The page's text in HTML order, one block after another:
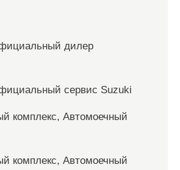
дилер
сервис Suzuki
комплекс, Автомоечный
комплекс, Автомоечный